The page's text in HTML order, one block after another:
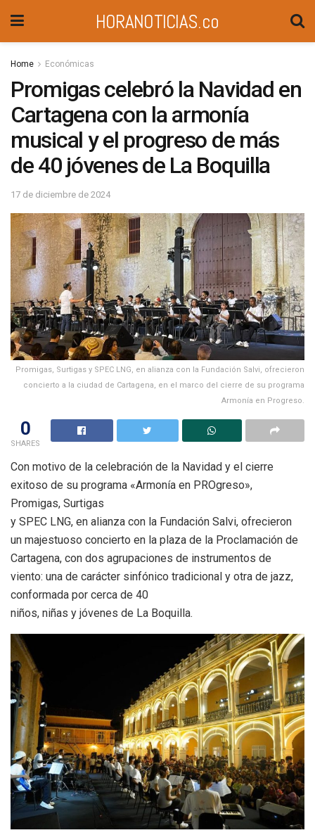
HORANOTICIAS.co
Home Económicas
Promigas celebró la Navidad en
Cartagena con la armonía
musical y el progreso de más
de 40 jóvenes de La Boquilla
17 de diciembre de 2024
Promigas, Surtigas y SPEC LNG, en alianza con la Fundación Salvi, ofrecieron
concierto a la ciudad de Cartagena, en el marco del cierre de su programa
Armonía en Progreso.
0
SHARES
Con motivo de la celebración de la Navidad y el cierre
exitoso de su programa «Armonía en PROgreso»,
Promigas, Surtigas
y SPEC LNG, en alianza con la Fundación Salvi, ofrecieron
un majestuoso concierto en la plaza de la Proclamación de
Cartagena, con dos agrupaciones de instrumentos de
viento: una de carácter sinfónico tradicional y otra de jazz,
conformada por cerca de 40
niños, niñas y jóvenes de La Boquilla.